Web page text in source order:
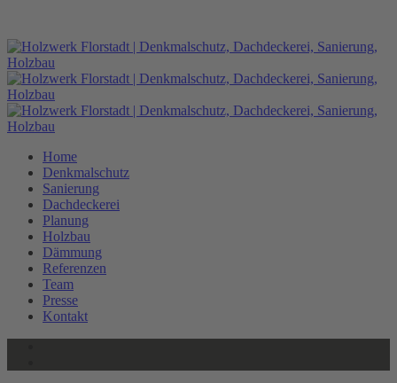
Home
Denkmalschutz
Sanierung
Dachdeckerei
Planung
Holzbau
Dämmung
Referenzen
Team
Presse
Kontakt